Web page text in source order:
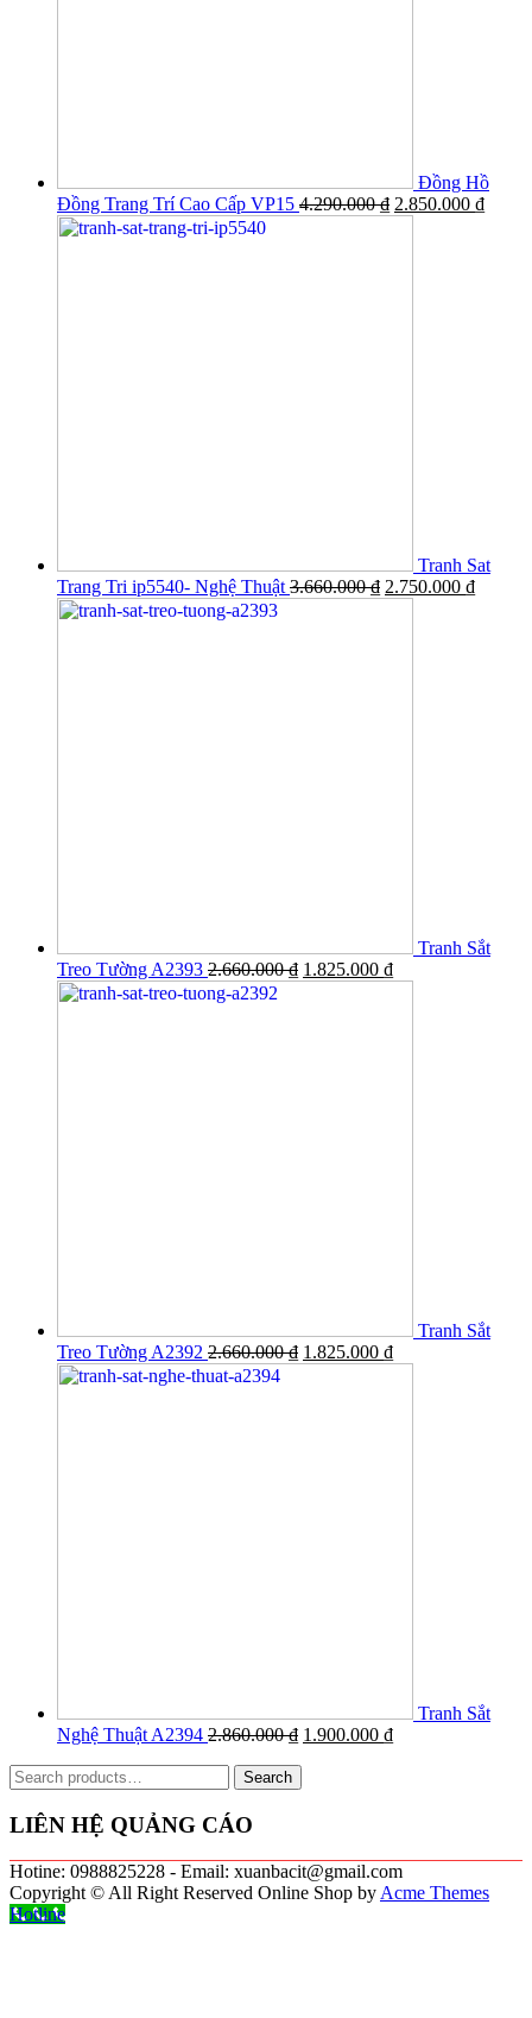
Đồng Hồ
Đồng Trang Trí Cao Cấp VP15 4.290.000₫ 2.850.000 ₫
Tranh Sat
Trang Tri ip5540- Nghệ Thuật 3.660.000₫ 2.750.000 ₫
Tranh Sắt
Treo Tường A2393 2.660.000₫ 1.825.000 ₫
Tranh Sắt
Treo Tường A2392 2.660.000₫ 1.825.000 ₫
Tranh Sắt
Nghệ Thuật A2394 2.860.000₫ 1.900.000 ₫
Search
for:
Search
LIÊN HỆ QUẢNG CÁO
Hotine: 0988825228 - Email: xuanbacit@gmail.com
Copyright © All Right Reserved Online Shop by Acme Themes
Hotline